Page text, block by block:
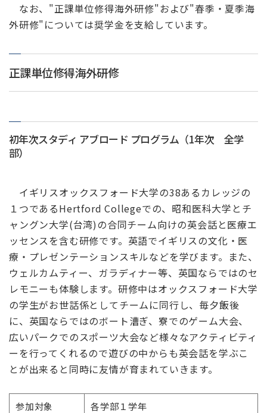
なお、"正課単位修得海外研修"および"春季・夏季海
外研修"については奨学金を支給しています。
正課単位修得海外研修
初年次スタディ アブロード プログラム（1年次 全学
部）
イギリスオックスフォード大学の38あるカレッジの
１つであるHertford Collegeでの、昭和医科大学とチ
ャングン大学(台湾)の合同チーム向けの英会話と医療エ
ッセンスを含む研修です。英語でイギリスの文化・医
療・プレゼンテーションスキルなどを学びます。また、
ウェルカムティー、ガラディナー等、英国ならではのセ
レモニーも体験します。研修中はオックスフォード大学
の学生がお世話係としてチームに同行し、毎夕飯後
に、英国ならではのボート漕ぎ、寮でのゲーム大会、
広いパークでのスポーツ大会など様々なアクティビティ
ーを行ってくれるので遊びの中からも英会話を学ぶこ
とが出来ると同時に友情が育まれていきます。
参加対象
各学部１学年